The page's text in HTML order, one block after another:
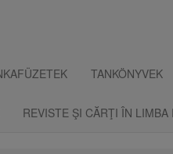
TANKÖNYVEK
REVISTE ŞI CĂRŢI ÎN LIMBA